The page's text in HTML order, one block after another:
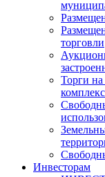
торговли
Торги на
Инвесторам